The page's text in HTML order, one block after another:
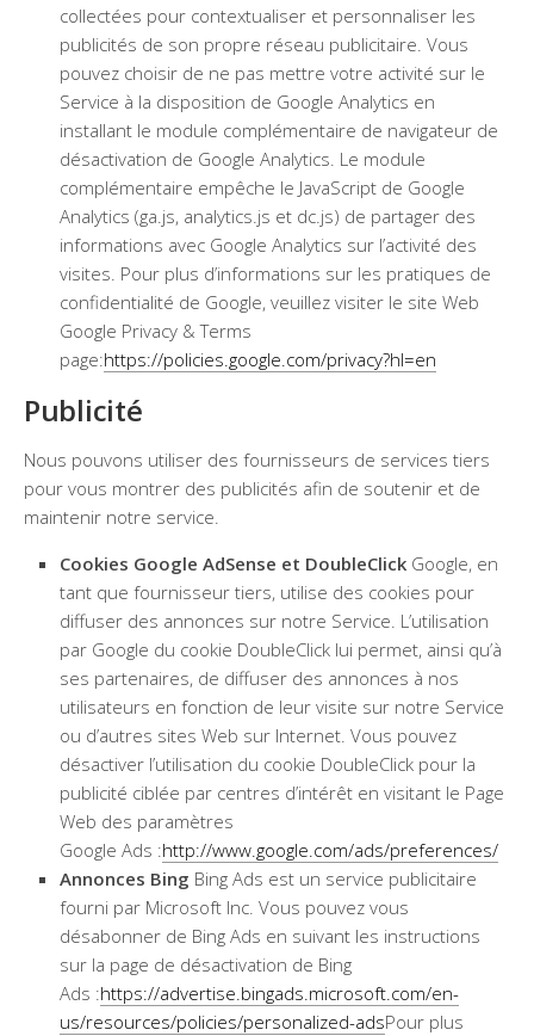
collectées pour contextualiser et personnaliser les
publicités de son propre réseau publicitaire. Vous
pouvez choisir de ne pas mettre votre activité sur le
Service à la disposition de Google Analytics en
installant le module complémentaire de navigateur de
désactivation de Google Analytics. Le module
complémentaire empêche le JavaScript de Google
Analytics (ga.js, analytics.js et dc.js) de partager des
informations avec Google Analytics sur l’activité des
visites. Pour plus d’informations sur les pratiques de
confidentialité de Google, veuillez visiter le site Web
Google Privacy & Terms
page:https://policies.google.com/privacy?hl=en
Publicité
Nous pouvons utiliser des fournisseurs de services tiers
pour vous montrer des publicités afin de soutenir et de
maintenir notre service.
Cookies Google AdSense et DoubleClick Google, en
tant que fournisseur tiers, utilise des cookies pour
diffuser des annonces sur notre Service. L’utilisation
par Google du cookie DoubleClick lui permet, ainsi qu’à
ses partenaires, de diffuser des annonces à nos
utilisateurs en fonction de leur visite sur notre Service
ou d’autres sites Web sur Internet. Vous pouvez
désactiver l’utilisation du cookie DoubleClick pour la
publicité ciblée par centres d’intérêt en visitant le Page
Web des paramètres
Google Ads :http://www.google.com/ads/preferences/
Annonces Bing Bing Ads est un service publicitaire
fourni par Microsoft Inc. Vous pouvez vous
désabonner de Bing Ads en suivant les instructions
sur la page de désactivation de Bing
Ads :https://advertise.bingads.microsoft.com/en-
us/resources/policies/personalized-adsPour plus